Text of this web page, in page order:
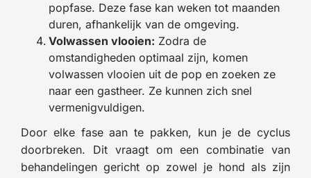
popfase. Deze fase kan weken tot maanden
duren, afhankelijk van de omgeving.
Volwassen vlooien: Zodra de
omstandigheden optimaal zijn, komen
volwassen vlooien uit de pop en zoeken ze
naar een gastheer. Ze kunnen zich snel
vermenigvuldigen.
Door elke fase aan te pakken, kun je de cyclus
doorbreken. Dit vraagt om een combinatie van
behandelingen gericht op zowel je hond als zijn